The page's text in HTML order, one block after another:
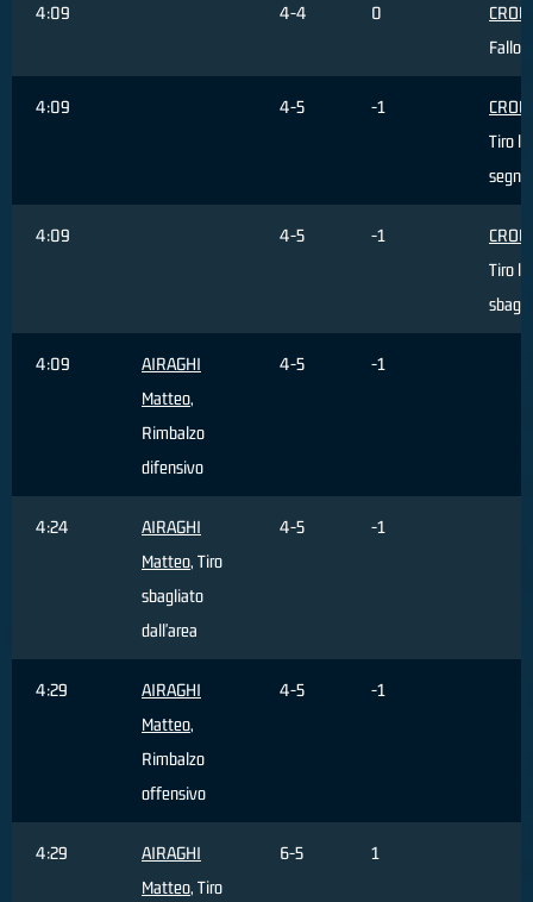
4:09 4-4 0
Fallo
4:09 4-5 -1
Tiro
4:09 4-5 -1
Tiro
4:09
AIRAGHI
Matteo,
Rimbalzo
difensivo
4-5 -1
4:24
AIRAGHI
Matteo, Tiro
sbagliato
dall'area
4-5 -1
4:29
AIRAGHI
Matteo,
Rimbalzo
offensivo
4-5 -1
4:29
AIRAGHI
Matteo, Tiro
6-5 1